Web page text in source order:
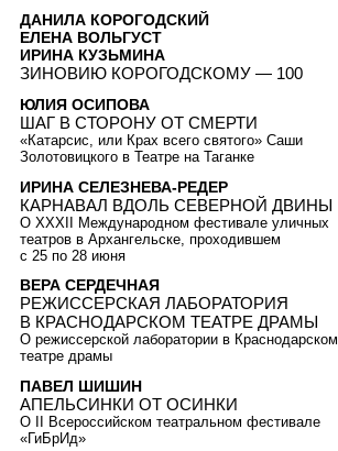
ДАНИЛА КОРОГОДСКИЙ
ЕЛЕНА ВОЛЬГУСТ
ИРИНА КУЗЬМИНА
ЗИНОВИЮ КОРОГОДСКОМУ — 100
ЮЛИЯ ОСИПОВА
ШАГ В СТОРОНУ ОТ СМЕРТИ
«Катарсис, или Крах всего святого» Саши
Золотовицкого в Театре на Таганке
ИРИНА СЕЛЕЗНЕВА-РЕДЕР
КАРНАВАЛ ВДОЛЬ СЕВЕРНОЙ ДВИНЫ
О XXXII Международном фестивале уличных
театров в Архангельске, проходившем
с 25 по 28 июня
ВЕРА СЕРДЕЧНАЯ
РЕЖИССЕРСКАЯ ЛАБОРАТОРИЯ
В КРАСНОДАРСКОМ ТЕАТРЕ ДРАМЫ
О режиссерской лаборатории в Краснодарском
театре драмы
ПАВЕЛ ШИШИН
АПЕЛЬСИНКИ ОТ ОСИНКИ
О II Всероссийском театральном фестивале
«ГиБрИд»